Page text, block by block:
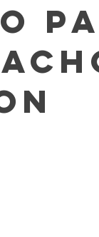
Limpieza